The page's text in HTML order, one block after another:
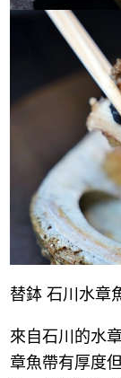
替鉢 石川水章
來自石川的水
章魚帶有厚度